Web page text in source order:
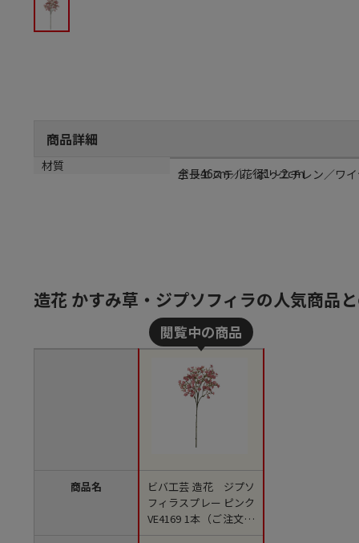
商品詳細
サイズ
全長46cm／花径1～2cm
材質
ポリエステル／ポリエチレン／ワ
造花 かすみ草・ジプソフィラの人気商品
商品名
ビバ工芸 造花 ジプソ
フィラスプレー ピンク
VE4169 1本（ご注文単
位1本）【直送品】